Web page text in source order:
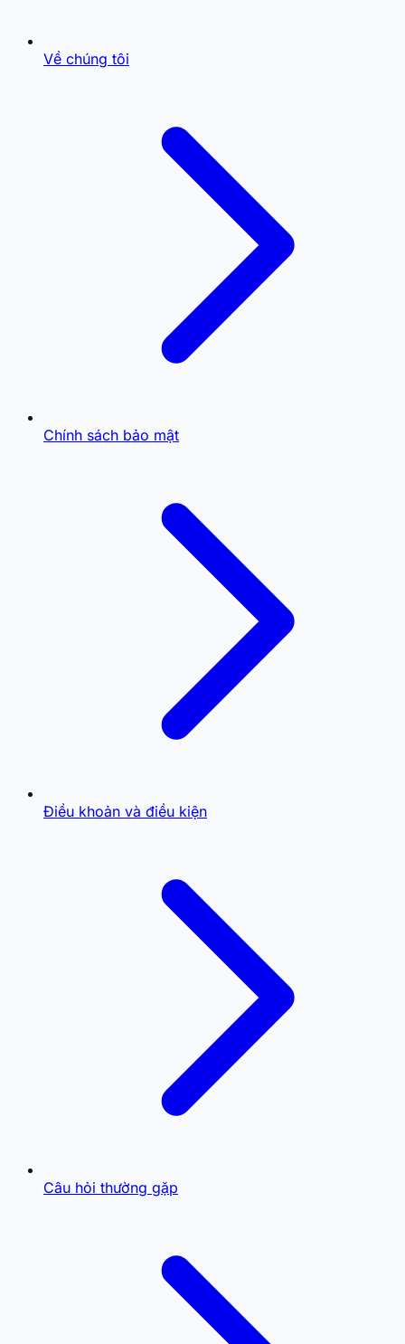
Về chúng tôi
Chính sách bảo mật
Điều khoản và điều kiện
Câu hỏi thường gặp